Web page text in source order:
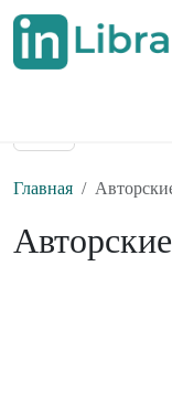
Главная